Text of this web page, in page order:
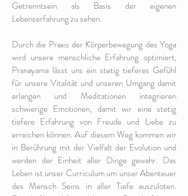
Getrenntsein als Basis der eigenen
Lebenserfahrung zu sehen.
Durch die Praxis der Körperbewegung des Yoga
wird unsere menschliche Erfahrung optimiert,
Pranayama lässt uns ein stetig tieferes Gefühl
für unsere Vitalität und unseren Umgang damit
erlangen und Meditationen integrieren
schwierige Emotionen, damit wir eine stetig
tiefere Erfahrung von Freude und Liebe zu
erreichen können. Auf diesem Weg kommen wir
in Berührung mit der Vielfalt der Evolution und
werden der Einheit aller Dinge gewahr. Das
Leben ist unser Curriculum um unser Abenteuer
des Mensch Seins in aller Tiefe auszuloten.